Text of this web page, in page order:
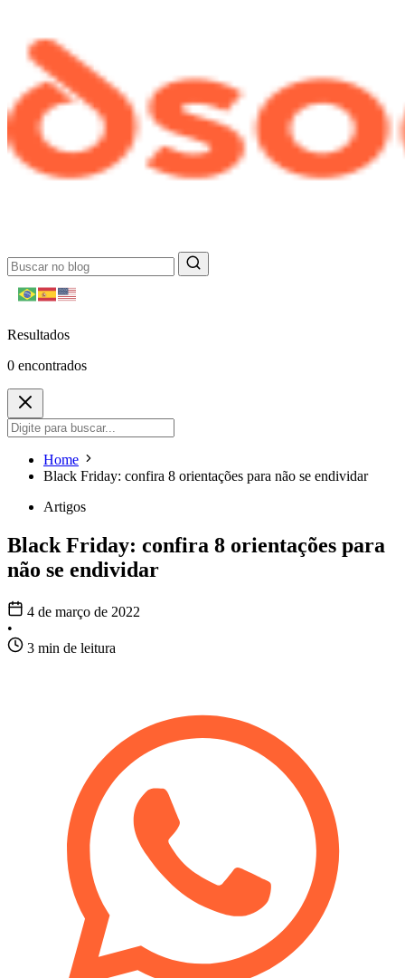
Resultados
0 encontrados
Home
Black Friday: confira 8 orientações para não se endividar
Artigos
Black Friday: confira 8 orientações para
não se endividar
4 de março de 2022
•
3 min de leitura